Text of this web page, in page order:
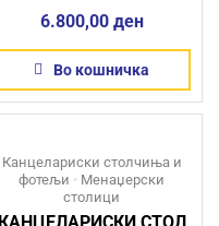
6.800,00 ден
Во кошничка
Канцелариски столчиња и
фотељи • Менаџерски
столици